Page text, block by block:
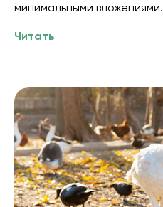
минимальными вложениями.
Читать